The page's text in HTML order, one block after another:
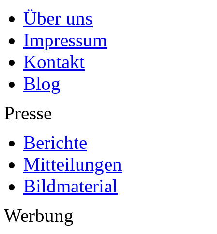
Über uns
Impressum
Kontakt
Blog
Presse
Berichte
Mitteilungen
Bildmaterial
Werbung